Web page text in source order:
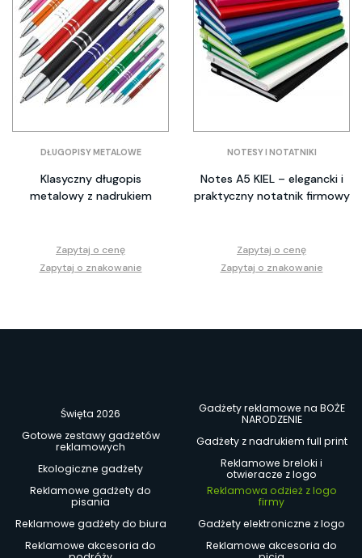
DŁUGOPISY METALOWE
Klasyczny długopis
metalowy z nadrukiem
Zapytaj o cenę
Zapytaj o znakowanie
NOTESY I NOTATNIKI
Notes A5 KIEL – elegancki i
praktyczny notatnik firmowy
Zapytaj o cenę
Zapytaj o znakowanie
Święta 2026
Gadżety reklamowe na BOŻE
NARODZENIE
Gotowe zestawy gadżetów
reklamowych
Gadżety z nadrukiem full print
Ekologiczne gadżety
Reklamowe breloki i
otwieracze z logo
Reklamowe gadżety do
pisania
Reklamowa odzież z logo
firmy
Reklamowe gadżety do biura
Gadżety elektroniczne z logo
Reklamowe akcesoria do
Reklamowe akcesoria do